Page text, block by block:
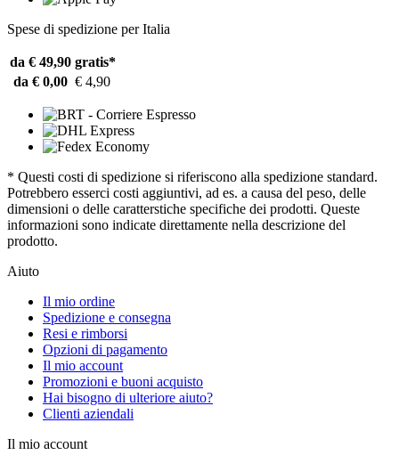
Spese di spedizione per Italia
da € 49,90 gratis*
da € 0,00 € 4,90
* Questi costi di spedizione si riferiscono alla spedizione standard.
Potrebbero esserci costi aggiuntivi, ad es. a causa del peso, delle
dimensioni o delle caratterstiche specifiche dei prodotti. Queste
informazioni sono indicate direttamente nella descrizione del
prodotto.
Aiuto
Il mio ordine
Spedizione e consegna
Resi e rimborsi
Opzioni di pagamento
Il mio account
Promozioni e buoni acquisto
Hai bisogno di ulteriore aiuto?
Clienti aziendali
Il mio account